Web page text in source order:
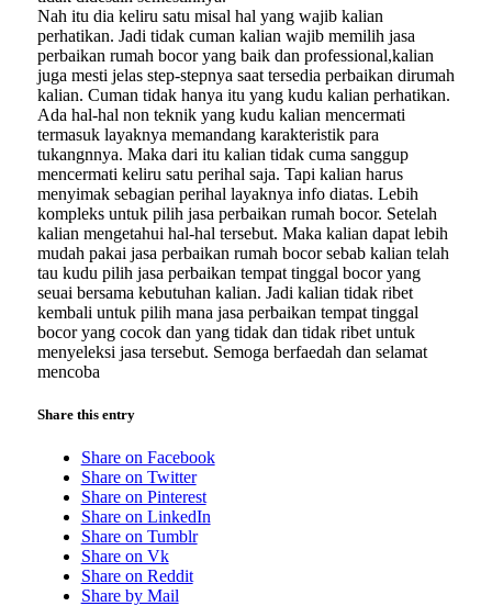
Nah itu dia keliru satu misal hal yang wajib kalian
perhatikan. Jadi tidak cuman kalian wajib memilih jasa
perbaikan rumah bocor yang baik dan professional,kalian
juga mesti jelas step-stepnya saat tersedia perbaikan dirumah
kalian. Cuman tidak hanya itu yang kudu kalian perhatikan.
Ada hal-hal non teknik yang kudu kalian mencermati
termasuk layaknya memandang karakteristik para
tukangnnya. Maka dari itu kalian tidak cuma sanggup
mencermati keliru satu perihal saja. Tapi kalian harus
menyimak sebagian perihal layaknya info diatas. Lebih
kompleks untuk pilih jasa perbaikan rumah bocor. Setelah
kalian mengetahui hal-hal tersebut. Maka kalian dapat lebih
mudah pakai jasa perbaikan rumah bocor sebab kalian telah
tau kudu pilih jasa perbaikan tempat tinggal bocor yang
seuai bersama kebutuhan kalian. Jadi kalian tidak ribet
kembali untuk pilih mana jasa perbaikan tempat tinggal
bocor yang cocok dan yang tidak dan tidak ribet untuk
menyeleksi jasa tersebut. Semoga berfaedah dan selamat
mencoba
Share this entry
Share on Facebook
Share on Twitter
Share on Pinterest
Share on LinkedIn
Share on Tumblr
Share on Vk
Share on Reddit
Share by Mail